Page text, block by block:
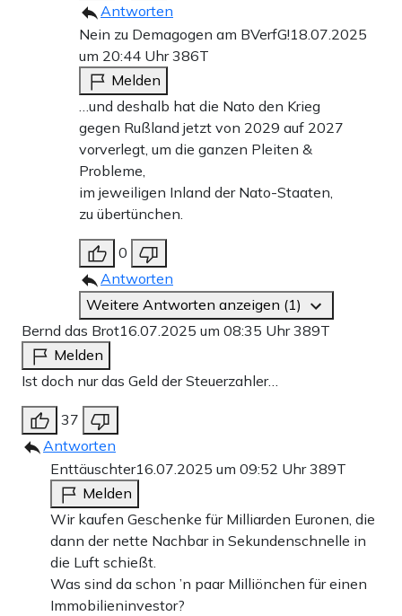
Antworten
Nein zu Demagogen am BVerfG!18.07.2025
um 20:44 Uhr386T
Melden
…und deshalb hat die Nato den Krieg
gegen Rußland jetzt von 2029 auf 2027
vorverlegt, um die ganzen Pleiten &
Probleme,
im jeweiligen Inland der Nato-Staaten,
zu übertünchen.
0
Antworten
Weitere Antworten anzeigen (1)
Bernd das Brot16.07.2025 um 08:35 Uhr389T
Melden
Ist doch nur das Geld der Steuerzahler…
37
Antworten
Enttäuschter16.07.2025 um 09:52 Uhr389T
Melden
Wir kaufen Geschenke für Milliarden Euronen, die
dann der nette Nachbar in Sekundenschnelle in
die Luft schießt.
Was sind da schon ’n paar Milliönchen für einen
Immobilieninvestor?